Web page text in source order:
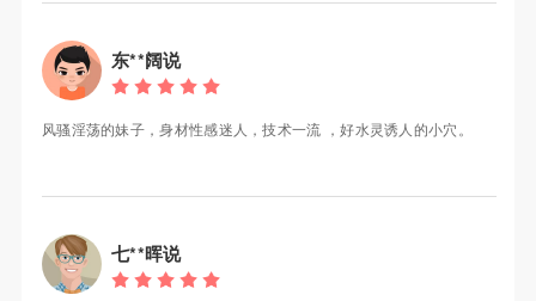
东**阔说
风骚淫荡的妹子，身材性感迷人，技术一流 ，好水灵诱人的小穴。
七**晖说